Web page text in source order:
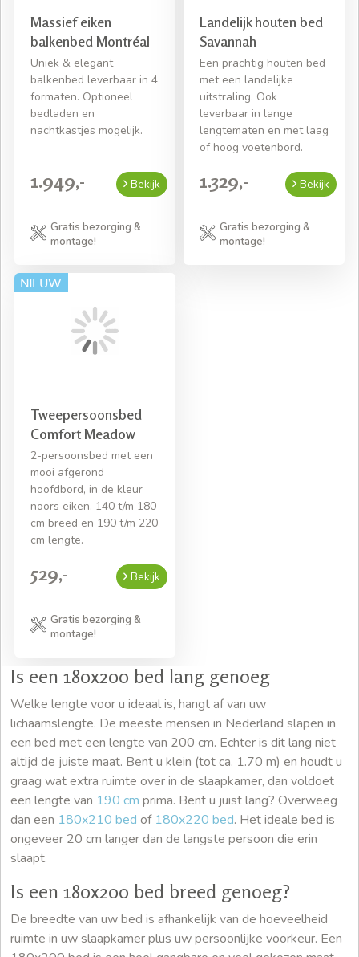
Massief eiken
balkenbed Montréal
Uniek & elegant
balkenbed leverbaar in 4
formaten. Optioneel
bedladen en
nachtkastjes mogelijk.
1.949,- Bekijk
Gratis bezorging &
montage!
Landelijk houten bed
Savannah
Een prachtig houten bed
met een landelijke
uitstraling. Ook
leverbaar in lange
lengtematen en met laag
of hoog voetenbord.
1.329,- Bekijk
Gratis bezorging &
montage!
Tweepersoonsbed
Comfort Meadow
2-persoonsbed met een
mooi afgerond
hoofdbord, in de kleur
noors eiken. 140 t/m 180
cm breed en 190 t/m 220
cm lengte.
529,- Bekijk
Gratis bezorging &
montage!
Is een 180x200 bed lang genoeg
Welke lengte voor u ideaal is, hangt af van uw
lichaamslengte. De meeste mensen in Nederland slapen in
een bed met een lengte van 200 cm. Echter is dit lang niet
altijd de juiste maat. Bent u klein (tot ca. 1.70 m) en houdt u
graag wat extra ruimte over in de slaapkamer, dan voldoet
een lengte van 190 cm prima. Bent u juist lang? Overweeg
dan een 180x210 bed of 180x220 bed. Het ideale bed is
ongeveer 20 cm langer dan de langste persoon die erin
slaapt.
Is een 180x200 bed breed genoeg?
De breedte van uw bed is afhankelijk van de hoeveelheid
ruimte in uw slaapkamer plus uw persoonlijke voorkeur. Een